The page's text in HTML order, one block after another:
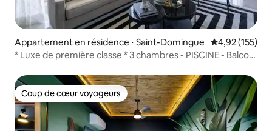
Appartement en résidence ⋅ Saint-Domingue Évaluation
4,92 (155)
* Luxe de première classe * 3 chambres - PISCINE - Balcon
Coup de cœur voyageurs
Coup de cœur voyageurs